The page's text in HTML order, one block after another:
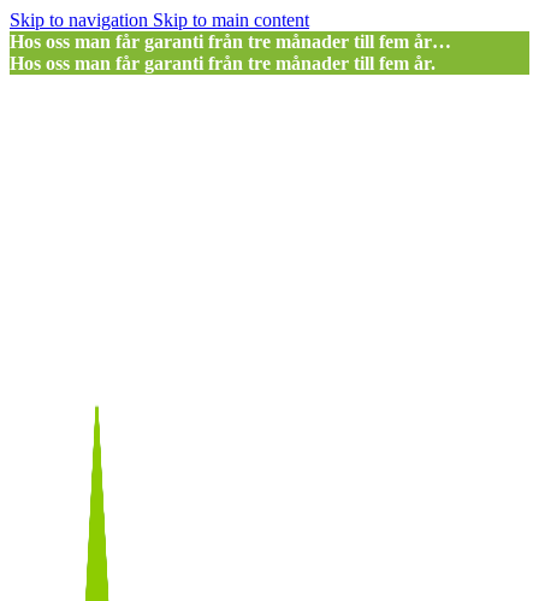
Skip to navigation Skip to main content
Hos oss man får garanti från tre månader till fem år…
Hos oss man får garanti från tre månader till fem år.